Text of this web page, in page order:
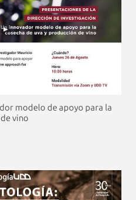
modelo de apoyo para la
vino